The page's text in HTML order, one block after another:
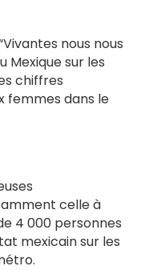
nous nous
Mexique sur les
chiffres
femmes dans le
celle à
4 000 personnes
mexicain sur les